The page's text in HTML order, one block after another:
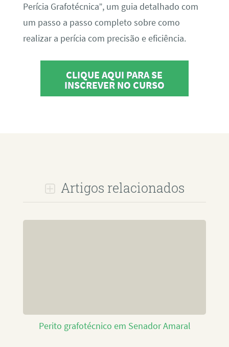
Perícia Grafotécnica”, um guia detalhado com
um passo a passo completo sobre como
realizar a perícia com precisão e eficiência.
CLIQUE AQUI PARA SE
INSCREVER NO CURSO
Artigos relacionados
Perito grafotécnico em Senador Amaral